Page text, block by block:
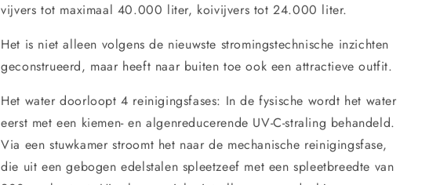
vijvers tot maximaal 40.000 liter, koivijvers tot 24.000 liter.
Het is niet alleen volgens de nieuwste stromingstechnische inzichten
geconstrueerd, maar heeft naar buiten toe ook een attractieve outfit.
Het water doorloopt 4 reinigingsfases: In de fysische wordt het water
eerst met een kiemen- en algenreducerende UV-C-straling behandeld.
Via een stuwkamer stroomt het naar de mechanische reinigingsfase,
die uit een gebogen edelstalen spleetzeef met een spleetbreedte van